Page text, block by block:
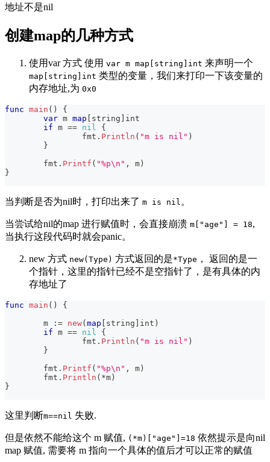
地址不是nil
创建map的几种方式
使用var 方式 使用 var m map[string]int 来声明一个
map[string]int 类型的变量，我们来打印一下该变量的
内存地址,为 0x0
func main ( )
{
var m map [ string ] int
if m == nil
{
		fmt
. Println ( "m is nil" )
}
	fmt
. Printf ( "%p\n" , m)
}
当判断是否为nil时，打印出来了 m is nil 。
当尝试给nil的map 进行赋值时，会直接崩溃 m["age"] = 18,
当执行这段代码时就会panic。
new 方式 new(Type) 方式返回的是*Type ， 返回的是一
个指针，这里的指针已经不是空指针了，是有具体的内
存地址了
func main ( )
{
	m
:= new(map [ string ] int )
if m == nil
{
		fmt
. Println ( "m is nil" )
}
	fmt
. Printf ( "%p\n" , m)
	fmt
. Println ( *m)
}
这里判断m==nil 失败.
但是依然不能给这个 m 赋值, (*m)["age"]=18 依然提示是向nil
map 赋值, 需要将 m 指向一个具体的值后才可以正常的赋值